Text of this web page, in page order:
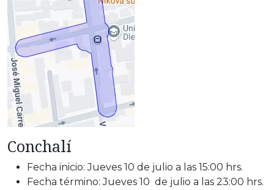
Conchalí
Fecha inicio: Jueves 10 de julio a las 15:00 hrs.
Fecha término: Jueves 10 de julio a las 23:00 hrs.